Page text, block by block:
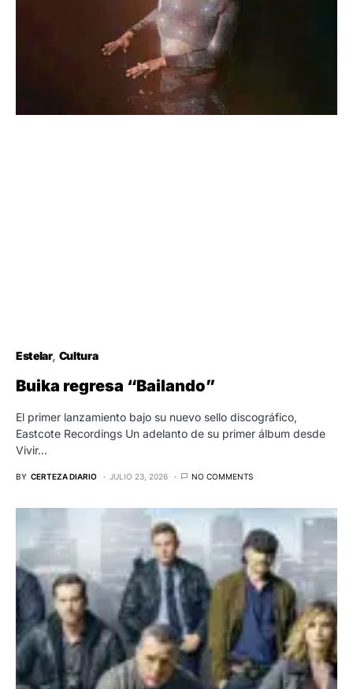
Estelar Cultura
Buika regresa “Bailando”
El primer lanzamiento bajo su nuevo sello discográfico,
Eastcote Recordings Un adelanto de su primer álbum desde
Vivir…
BY CERTEZA DIARIO JULIO 23, 2026 NO COMMENTS